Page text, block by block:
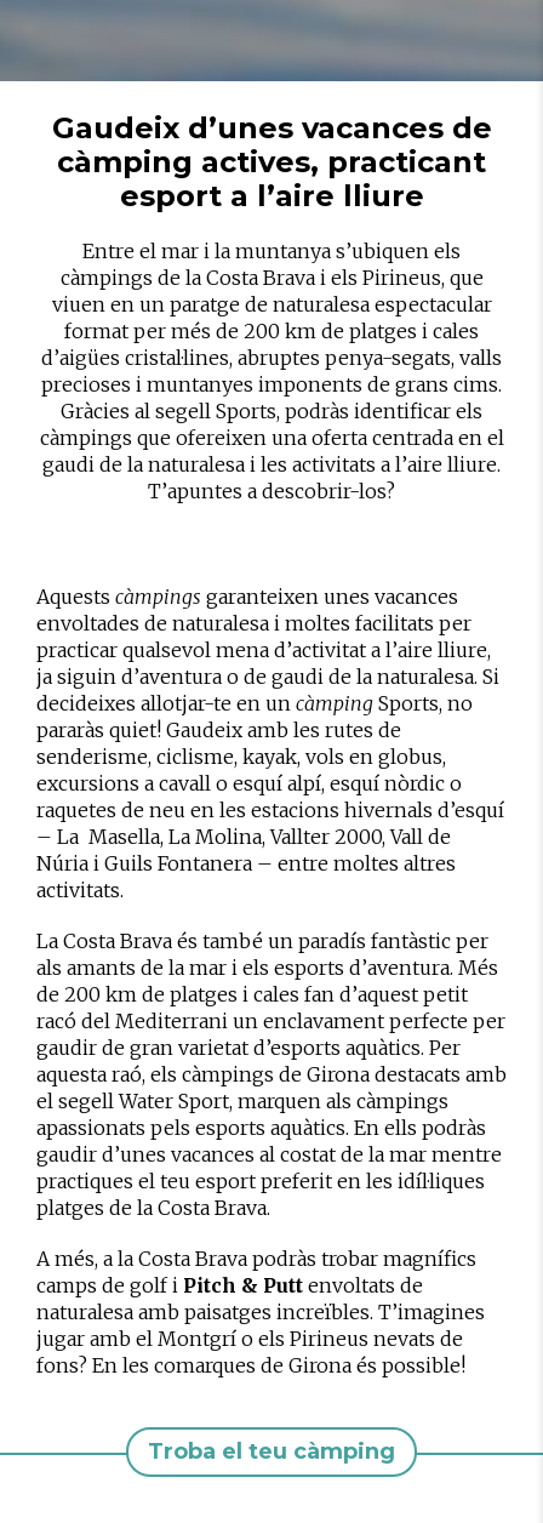
Gaudeix d’unes vacances de
càmping actives, practicant
esport a l’aire lliure
Entre el mar i la muntanya s’ubiquen els
càmpings de la Costa Brava i els Pirineus, que
viuen en un paratge de naturalesa espectacular
format per més de 200 km de platges i cales
d’aigües cristal·lines, abruptes penya-segats, valls
precioses i muntanyes imponents de grans cims.
Gràcies al segell Sports, podràs identificar els
càmpings que ofereixen una oferta centrada en el
gaudi de la naturalesa i les activitats a l’aire lliure.
T’apuntes a descobrir-los?
Aquests càmpings garanteixen unes vacances
envoltades de naturalesa i moltes facilitats per
practicar qualsevol mena d’activitat a l’aire lliure,
ja siguin d’aventura o de gaudi de la naturalesa. Si
decideixes allotjar-te en un càmping Sports, no
pararàs quiet! Gaudeix amb les rutes de
senderisme, ciclisme, kayak, vols en globus,
excursions a cavall o esquí alpí, esquí nòrdic o
raquetes de neu en les estacions hivernals d’esquí
– La Masella, La Molina, Vallter 2000, Vall de
Núria i Guils Fontanera – entre moltes altres
activitats.
La Costa Brava és també un paradís fantàstic per
als amants de la mar i els esports d’aventura. Més
de 200 km de platges i cales fan d’aquest petit
racó del Mediterrani un enclavament perfecte per
gaudir de gran varietat d’esports aquàtics. Per
aquesta raó, els càmpings de Girona destacats amb
el segell Water Sport, marquen als càmpings
apassionats pels esports aquàtics. En ells podràs
gaudir d’unes vacances al costat de la mar mentre
practiques el teu esport preferit en les idíl·liques
platges de la Costa Brava.
A més, a la Costa Brava podràs trobar magnífics
camps de golf i Pitch & Putt envoltats de
naturalesa amb paisatges increïbles. T’imagines
jugar amb el Montgrí o els Pirineus nevats de
fons? En les comarques de Girona és possible!
Troba el teu càmping